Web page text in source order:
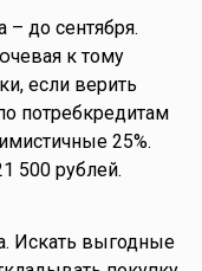
до сентября.
к тому
если верить
потребкредитам
25%.
500 рублей.
Искать выгодные